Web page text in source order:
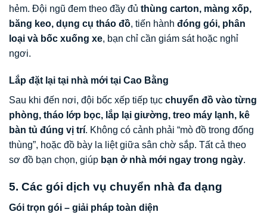
hẻm. Đội ngũ đem theo đầy đủ thùng carton, màng xốp,
băng keo, dụng cụ tháo đồ, tiến hành đóng gói, phân
loại và bốc xuống xe, bạn chỉ cần giám sát hoặc nghỉ
ngơi.
Lắp đặt lại tại nhà mới tại Cao Bằng
Sau khi đến nơi, đội bốc xếp tiếp tục chuyển đồ vào từng
phòng, tháo lớp bọc, lắp lại giường, treo máy lạnh, kê
bàn tủ đúng vị trí. Không có cảnh phải “mò đồ trong đống
thùng”, hoặc đồ bày la liệt giữa sân chờ sắp. Tất cả theo
sơ đồ bạn chọn, giúp bạn ở nhà mới ngay trong ngày.
5. Các gói dịch vụ chuyển nhà đa dạng
Gói trọn gói – giải pháp toàn diện